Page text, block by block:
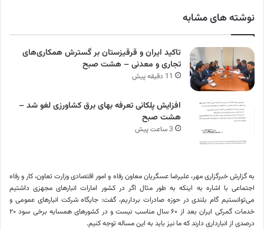
نوشته های مشابه
تاکید ایران و قرقیزستان بر گسترش همکاری‌های
تجاری و معدنی – هشت صبح
11 دقیقه پیش
افزایش پلکانی تعرفه بهای برق کشاورزی لغو شد –
هشت صبح
3 ساعت پیش
به گزارش خبرگزاری مهر، علیرضا عسگریان معاون رفاه و امور اقتصادی وزارت تعاون، کار و رفاه
اجتماعی با اشاره به اینکه به طور مثال اگر در کشور امارات انبارهای مجهزی داشتیم
می‌توانستیم گام بلندی در حوزه صادرات برداریم، گفت: جایگاه شرکت انبارهای عمومی و
خدمات گمرکی ایران بعد از ۶۰ سال مناسب نیست و در کشورهای همسایه برخی سود ۲۰
درصدی از انبارداری دارند که ما نیز باید به این مساله توجه کنیم.